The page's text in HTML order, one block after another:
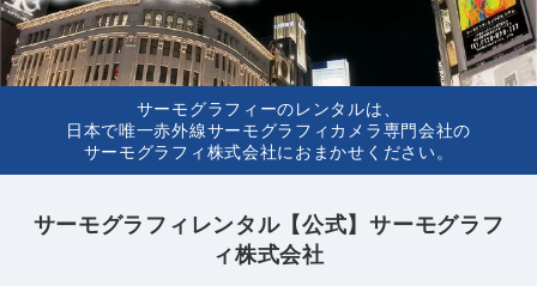
サーモグラフィーのレンタルは、
日本で唯一赤外線サーモグラフィカメラ専門会社の
サーモグラフィ株式会社におまかせください。
サーモグラフィレンタル【公式】サーモグラフ
ィ株式会社